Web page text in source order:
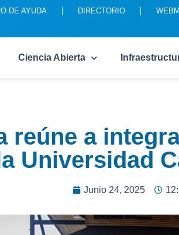
DE AYUDA DIRECTORIO
Ciencia Abierta
reúne a
Universidad
Junio 24, 2025